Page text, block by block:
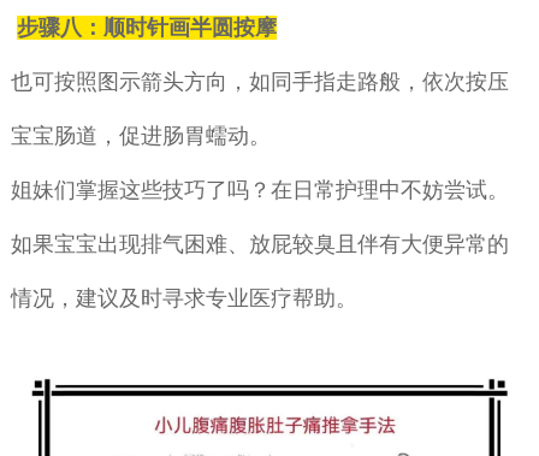
步骤八：顺时针画半圆按摩
也可按照图示箭头方向，如同手指走路般，依次按压
宝宝肠道，促进肠胃蠕动。
姐妹们掌握这些技巧了吗？在日常护理中不妨尝试。
如果宝宝出现排气困难、放屁较臭且伴有大便异常的
情况，建议及时寻求专业医疗帮助。